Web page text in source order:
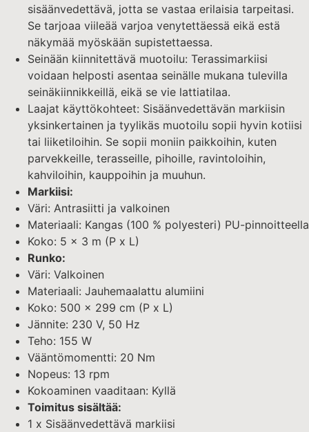
sisäänvedettävä, jotta se vastaa erilaisia tarpeitasi.
Se tarjoaa viileää varjoa venytettäessä eikä estä
näkymää myöskään supistettaessa.
Seinään kiinnitettävä muotoilu: Terassimarkiisi
voidaan helposti asentaa seinälle mukana tulevilla
seinäkiinnikkeillä, eikä se vie lattiatilaa.
Laajat käyttökohteet: Sisäänvedettävän markiisin
yksinkertainen ja tyylikäs muotoilu sopii hyvin kotiisi
tai liiketiloihin. Se sopii moniin paikkoihin, kuten
parvekkeille, terasseille, pihoille, ravintoloihin,
kahviloihin, kauppoihin ja muuhun.
Markiisi:
Väri: Antrasiitti ja valkoinen
Materiaali: Kangas (100 % polyesteri) PU-pinnoitteella
Koko: 5 x 3 m (P x L)
Runko:
Väri: Valkoinen
Materiaali: Jauhemaalattu alumiini
Koko: 500 x 299 cm (P x L)
Jännite: 230 V, 50 Hz
Teho: 155 W
Vääntömomentti: 20 Nm
Nopeus: 13 rpm
Kokoaminen vaaditaan: Kyllä
Toimitus sisältää:
1 x Sisäänvedettävä markiisi